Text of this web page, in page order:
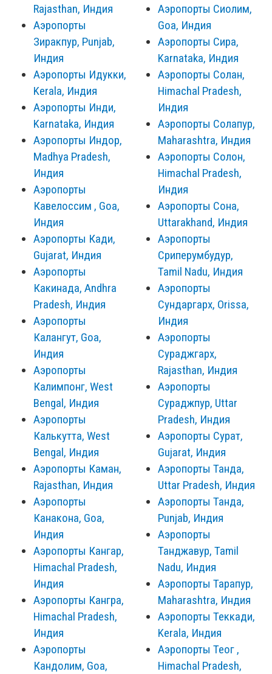
Rajasthan, Индия
Аэропорты
Зиракпур, Punjab,
Индия
Аэропорты Идукки,
Kerala, Индия
Аэропорты Инди,
Karnataka, Индия
Аэропорты Индор,
Madhya Pradesh,
Индия
Аэропорты
Кавелоссим , Goa,
Индия
Аэропорты Кади,
Gujarat, Индия
Аэропорты
Какинада, Andhra
Pradesh, Индия
Аэропорты
Калангут, Goa,
Индия
Аэропорты
Калимпонг, West
Bengal, Индия
Аэропорты
Калькутта, West
Bengal, Индия
Аэропорты Каман,
Rajasthan, Индия
Аэропорты
Канакона, Goa,
Индия
Аэропорты Кангар,
Himachal Pradesh,
Индия
Аэропорты Кангра,
Himachal Pradesh,
Индия
Аэропорты
Кандолим, Goa,
Аэропорты Сиолим,
Goa, Индия
Аэропорты Сира,
Karnataka, Индия
Аэропорты Солан,
Himachal Pradesh,
Индия
Аэропорты Солапур,
Maharashtra, Индия
Аэропорты Солон,
Himachal Pradesh,
Индия
Аэропорты Сона,
Uttarakhand, Индия
Аэропорты
Сриперумбудур,
Tamil Nadu, Индия
Аэропорты
Сундаргарх, Orissa,
Индия
Аэропорты
Сураджгарх,
Rajasthan, Индия
Аэропорты
Сураджпур, Uttar
Pradesh, Индия
Аэропорты Сурат,
Gujarat, Индия
Аэропорты Танда,
Uttar Pradesh, Индия
Аэропорты Танда,
Punjab, Индия
Аэропорты
Танджавур, Tamil
Nadu, Индия
Аэропорты Тарапур,
Maharashtra, Индия
Аэропорты Теккади,
Kerala, Индия
Аэропорты Теог ,
Himachal Pradesh,